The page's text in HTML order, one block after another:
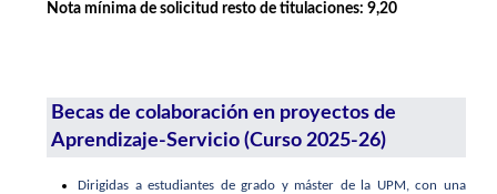
Nota mínima de solicitud resto de titulaciones: 9,20
Becas de colaboración en proyectos de
Aprendizaje-Servicio (Curso 2025-26)
Dirigidas a estudiantes de grado y máster de la UPM, con una